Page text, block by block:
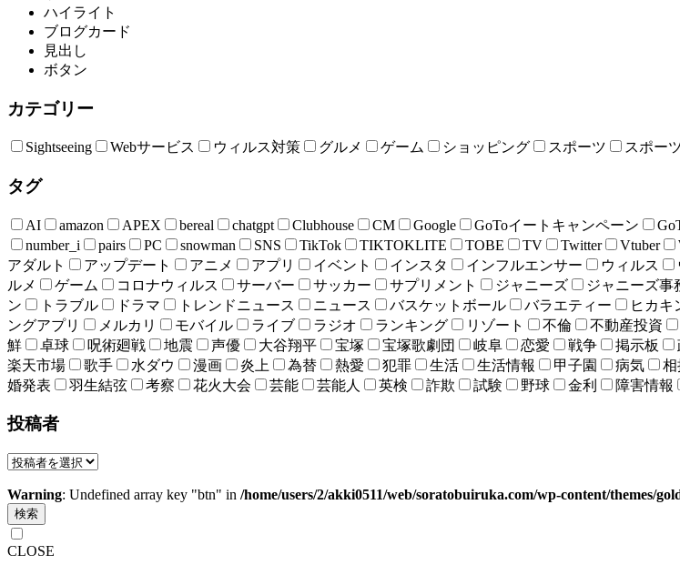
ハイライト
ブログカード
見出し
ボタン
カテゴリー
Sightseeing Webサービス ウィルス対策 グルメ ゲーム ショッピング スポーツ スポー
タグ
AI amazon APEX bereal chatgpt Clubhouse CM Google GoToイートキャンペーン
number_i
pairs PC snowman SNS TikTok TIKTOKLITE TOBE TV Twitter Vtuber
アダルト
アップデート アニメ アプリ イベント インスタ インフルエンサー ウィルス
ルメ
ゲーム コロナウィルス サーバー サッカー サプリメント ジャニーズ ジャニーズ事
ン
トラブル ドラマ トレンドニュース ニュース バスケットボール バラエティー ヒカキ
ングアプリ
メルカリ モバイル ライブ ラジオ ランキング リゾート 不倫 不動産投資
鮮
卓球 呪術廻戦 地震 声優 大谷翔平 宝塚 宝塚歌劇団 岐阜 恋愛 戦争 掲示板
楽天市場
歌手 水ダウ 漫画 炎上 為替 熱愛 犯罪 生活 生活情報 甲子園 病気 相
婚発表
羽生結弦 考察 花火大会 芸能 芸能人 英検 詐欺 試験 野球 金利 障害情報
投稿者
Warning: Undefined array key "btn" in /home/users/2/akki0511/web/soratobuiruka.com/wp-content/themes/
検索
CLOSE